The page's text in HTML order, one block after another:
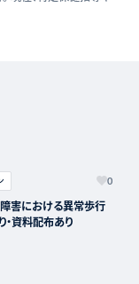
0
障害における異常歩行
・資料配布あり